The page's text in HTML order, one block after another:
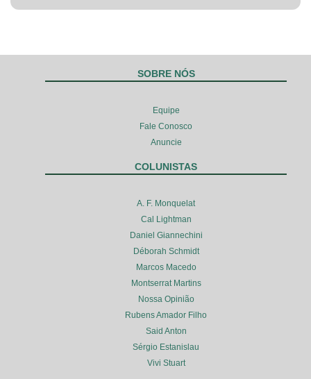
SOBRE NÓS
Equipe
Fale Conosco
Anuncie
COLUNISTAS
A. F. Monquelat
Cal Lightman
Daniel Giannechini
Déborah Schmidt
Marcos Macedo
Montserrat Martins
Nossa Opinião
Rubens Amador Filho
Said Anton
Sérgio Estanislau
Vivi Stuart